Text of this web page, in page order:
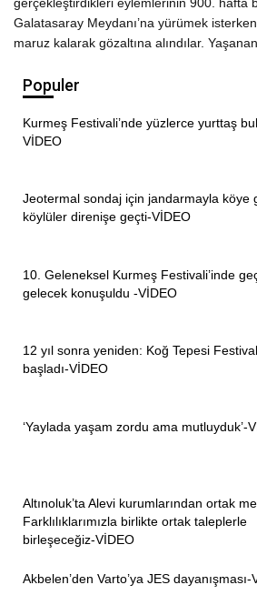
Galatasaray Meydanı’na yürümek
maruz kalarak gözaltına alındılar.
Populer
Kurmeş Festivali’nde yüzlerce yurttaş
VİDEO
Jeotermal sondaj için jandarmayla köye
köylüler direnişe geçti-VİDEO
10. Geleneksel Kurmeş Festivali’inde
gelecek konuşuldu -VİDEO
12 yıl sonra yeniden: Koğ Tepesi
başladı-VİDEO
‘Yaylada yaşam zordu ama mutluyduk’-
Altınoluk’ta Alevi kurumlarından ortak
Farklılıklarımızla birlikte ortak taleplerle
birleşeceğiz-VİDEO
Akbelen’den Varto’ya JES dayanışması-